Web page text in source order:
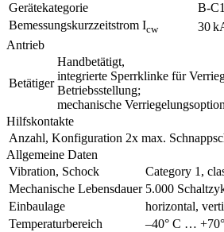
Gerätekategorie
B-C1
Bemessungskurzzeitstrom Icw
30
Antrieb
Betätiger
Handbetätigt,
integrierte Sperrklinke für
Betriebsstellung;
mechanische
Hilfskontakte
Anzahl, Konfiguration 2x max.
Allgemeine Daten
Vibration, Schock
Category 1,
Mechanische Lebensdauer 5.000
Einbaulage
horizontal,
Temperaturbereich
–40° C …